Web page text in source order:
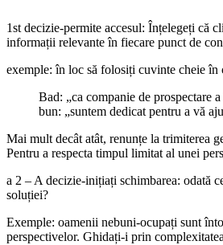
1st decizie-permite accesul: Înțelegeți că
informații relevante în fiecare punct de
exemple: în loc să folosiți cuvinte cheie
Bad: „ca companie de prospectare
bun: „suntem dedicat pentru a vă
Mai mult decât atât, renunțe la trimiterea
Pentru a respecta timpul limitat al unei
a 2 – A decizie-inițiați schimbarea: odată
soluției?
Exemple: oamenii nebuni-ocupați sunt
perspectivelor. Ghidați-i prin